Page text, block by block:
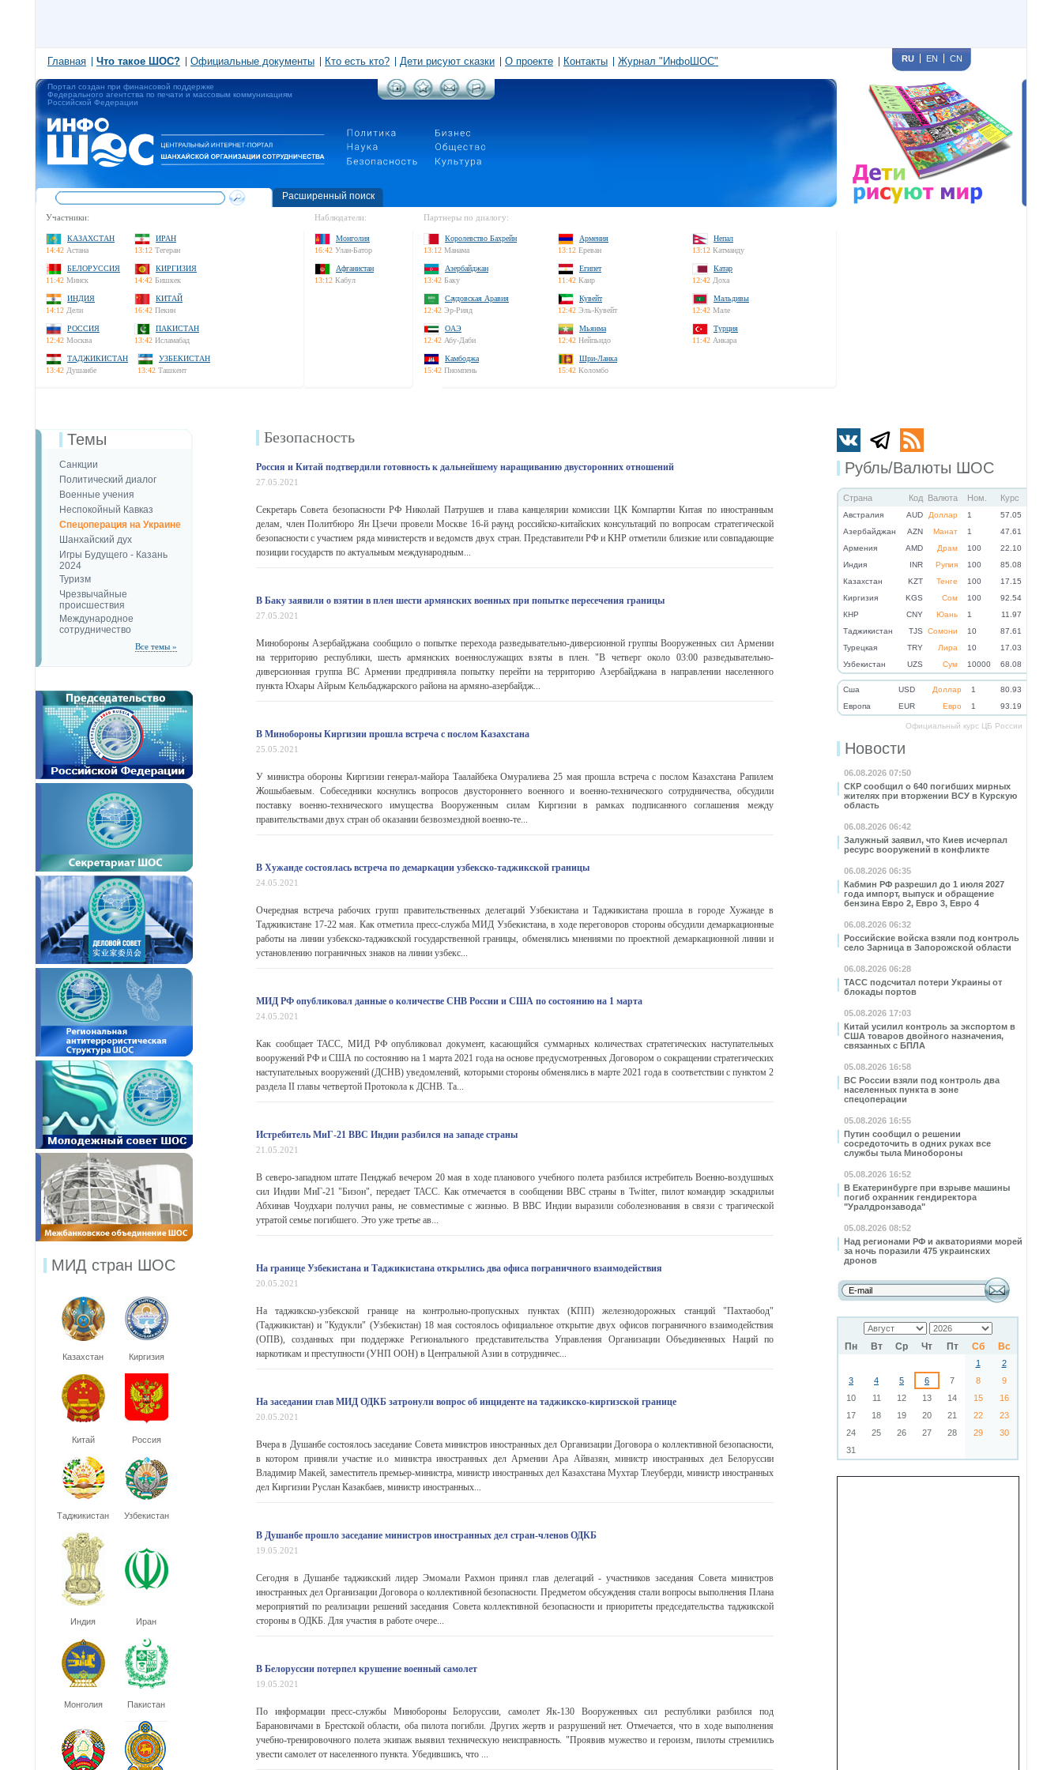
Главная Что такое ШОС? Официальные документы Кто есть кто? Дети рисуют сказки О проекте Контакты Журнал "ИнфоШОС" RU EN CN
Портал создан при финансовой поддержке
Федерального агентства по печати и массовым коммуникациям
Российской Федерации
Расширенный поиск
Участники:
КАЗАХСТАН
14:42 Астана
ИРАН
13:12 Тегеран
БЕЛОРУССИЯ
11:42 Минск
КИРГИЗИЯ
14:42 Бишкек
ИНДИЯ
14:12 Дели
КИТАЙ
16:42 Пекин
РОССИЯ
12:42 Москва
ПАКИСТАН
13:42 Исламабад
ТАДЖИКИСТАН
13:42 Душанбе
УЗБЕКИСТАН
13:42 Ташкент
Наблюдатели:
Монголия
16:42 Улан-Батор
Афганистан
13:12 Кабул
Партнеры по диалогу:
Королевство Бахрейн
13:12 Манама
Армения
13:12 Ереван
Непал
13:12 Катманду
Азербайджан
13:42 Баку
Египет
11:42 Каир
Катар
12:42 Доха
Саудовская Аравия
12:42 Эр-Рияд
Кувейт
12:42 Эль-Кувейт
Мальдивы
12:42 Мале
ОАЭ
12:42 Абу-Даби
Мьянма
12:42 Нейпьидо
Турция
11:42 Анкара
Камбоджа
15:42 Пномпень
Шри-Ланка
15:42 Коломбо
Рубль/Валюты ШОС
Страна Код Валюта Ном. Курс
Австралия AUD Доллар 1
57.05
Азербайджан
AZN Манат 1
47.61
Армения
AMD Драм 100
22.10
Индия
INR Рупия 100
85.08
Казахстан
KZT Тенге 100
17.15
Киргизия
KGS Сом 100
92.54
КНР
CNY Юань 1
11.97
Таджикистан
TJS Сомони 10
87.61
Турецкая
TRY Лира 10
17.03
Узбекистан
UZS Сум 10000 68.08
Cша USD Доллар 1
80.93
Eвропа
EUR Евро 1 93.19
Официальный курс ЦБ России
Новости
06.08.2026 07:50
СКР сообщил о 640 погибших мирных
жителях при вторжении ВСУ в Курскую
область
06.08.2026 06:42
Залужный заявил, что Киев исчерпал
ресурс вооружений в конфликте
06.08.2026 06:35
Кабмин РФ разрешил до 1 июля 2027
года импорт, выпуск и обращение
бензина Евро 2, Евро 3, Евро 4
06.08.2026 06:32
Российские войска взяли под контроль
село Зарница в Запорожской области
06.08.2026 06:28
ТАСС подсчитал потери Украины от
блокады портов
05.08.2026 17:03
Китай усилил контроль за экспортом в
США товаров двойного назначения,
связанных с БПЛА
05.08.2026 16:58
ВС России взяли под контроль два
населенных пункта в зоне
спецоперации
05.08.2026 16:55
Путин сообщил о решении
сосредоточить в одних руках все
службы тыла Минобороны
05.08.2026 16:52
В Екатеринбурге при взрыве машины
погиб охранник гендиректора
"Уралдронзавода"
05.08.2026 08:52
Над регионами РФ и акваториями морей
за ночь поразили 475 украинских
дронов
Пн Вт Ср Чт Пт Сб Вс
1
2
3
4 5 6 7 8
9
10
11 12 13 14 15
16
17
18 19 20 21 22
23
24
25 26 27 28 29
30
31
Темы
Санкции
Политический диалог
Военные учения
Неспокойный Кавказ
Спецоперация на Украине
Шанхайский дух
Игры Будущего - Казань
2024
Туризм
Чрезвычайные
происшествия
Международное
сотрудничество
Все темы »
МИД стран ШОС
Казахстан Киргизия
Китай Россия
Таджикистан Узбекистан
Индия Иран
Монголия Пакистан
Безопаcность
Россия и Китай подтвердили готовность к дальнейшему наращиванию двусторонних отношений
27.05.2021
Секретарь Совета безопасности РФ Николай Патрушев и глава канцелярии комиссии ЦК Компартии Китая по иностранным
делам, член Политбюро Ян Цзечи провели Москве 16-й раунд российско-китайских консультаций по вопросам стратегической
безопасности с участием ряда министерств и ведомств двух стран. Представители РФ и КНР отметили близкие или совпадающие
позиции государств по актуальным международным...
В Баку заявили о взятии в плен шести армянских военных при попытке пересечения границы
27.05.2021
Минобороны Азербайджана сообщило о попытке перехода разведывательно-диверсионной группы Вооруженных сил Армении
на территорию республики, шесть армянских военнослужащих взяты в плен. "В четверг около 03:00 разведывательно-
диверсионная группа ВС Армении предприняла попытку перейти на территорию Азербайджана в направлении населенного
пункта Юхары Айрым Кельбаджарского района на армяно-азербайдж...
В Минобороны Киргизии прошла встреча с послом Казахстана
25.05.2021
У министра обороны Киргизии генерал-майора Таалайбека Омуралиева 25 мая прошла встреча с послом Казахстана Рапилем
Жошыбаевым. Собеседники коснулись вопросов двустороннего военного и военно-технического сотрудничества, обсудили
поставку военно-технического имущества Вооруженным силам Киргизии в рамках подписанного соглашения между
правительствами двух стран об оказании безвозмездной военно-те...
В Хужанде состоялась встреча по демаркации узбекско-таджикской границы
24.05.2021
Очередная встреча рабочих групп правительственных делегаций Узбекистана и Таджикистана прошла в городе Хужанде в
Таджикистане 17-22 мая. Как отметила пресс-служба МИД Узбекистана, в ходе переговоров стороны обсудили демаркационные
работы на линии узбекско-таджикской государственной границы, обменялись мнениями по проектной демаркационной линии и
установлению пограничных знаков на линии узбекс...
МИД РФ опубликовал данные о количестве СНВ России и США по состоянию на 1 марта
24.05.2021
Как сообщает ТАСС, МИД РФ опубликовал документ, касающийся суммарных количествах стратегических наступательных
вооружений РФ и США по состоянию на 1 марта 2021 года на основе предусмотренных Договором о сокращении стратегических
наступательных вооружений (ДСНВ) уведомлений, которыми стороны обменялись в марте 2021 года в соответствии с пунктом 2
раздела II главы четвертой Протокола к ДСНВ. Та...
Истребитель МиГ-21 ВВС Индии разбился на западе страны
21.05.2021
В северо-западном штате Пенджаб вечером 20 мая в ходе планового учебного полета разбился истребитель Военно-воздушных
сил Индии МиГ-21 "Бизон", передает ТАСС. Как отмечается в сообщении ВВС страны в Twitter, пилот командир эскадрильи
Абхинав Чоудхари получил раны, не совместимые с жизнью. В ВВС Индии выразили соболезнования в связи с трагической
утратой семье погибшего. Это уже третье ав...
На границе Узбекистана и Таджикистана открылись два офиса пограничного взаимодействия
20.05.2021
На таджикско-узбекской границе на контрольно-пропускных пунктах (КПП) железнодорожных станций "Пахтаобод"
(Таджикистан) и "Кудукли" (Узбекистан) 18 мая состоялось официальное открытие двух офисов пограничного взаимодействия
(ОПВ), созданных при поддержке Регионального представительства Управления Организации Объединенных Наций по
наркотикам и преступности (УНП ООН) в Центральной Азии в сотрудничес...
На заседании глав МИД ОДКБ затронули вопрос об инциденте на таджикско-киргизской границе
20.05.2021
Вчера в Душанбе состоялось заседание Совета министров иностранных дел Организации Договора о коллективной безопасности,
в котором приняли участие и.о министра иностранных дел Армении Ара Айвазян, министр иностранных дел Белоруссии
Владимир Макей, заместитель премьер-министра, министр иностранных дел Казахстана Мухтар Тлеуберди, министр иностранных
дел Киргизии Руслан Казакбаев, министр иностранных...
В Душанбе прошло заседание министров иностранных дел стран-членов ОДКБ
19.05.2021
Сегодня в Душанбе таджикский лидер Эмомали Рахмон принял глав делегаций - участников заседания Совета министров
иностранных дел Организации Договора о коллективной безопасности. Предметом обсуждения стали вопросы выполнения Плана
мероприятий по реализации решений заседания Совета коллективной безопасности и приоритеты председательства таджикской
стороны в ОДКБ. Для участия в работе очере...
В Белоруссии потерпел крушение военный самолет
19.05.2021
По информации пресс-службы Минобороны Белоруссии, самолет Як-130 Вооруженных сил республики разбился под
Барановичами в Брестской области, оба пилота погибли. Других жертв и разрушений нет. Отмечается, что в ходе выполнения
учебно-тренировочного полета экипаж выявил техническую неисправность. "Проявив мужество и героизм, пилоты стремились
увести самолет от населенного пункта. Убедившись, что ...